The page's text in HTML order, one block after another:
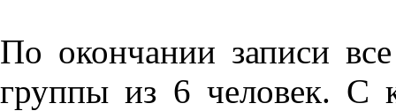
По окончании записи
группы из 6 человек. С